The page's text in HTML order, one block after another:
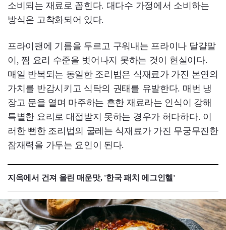
소비되는 재료로 꼽힌다. 대다수 가정에서 소비하는
방식은 고착화되어 있다.
프라이팬에 기름을 두르고 구워내는 프라이나 달걀말
이, 찜 요리 수준을 벗어나지 못하는 것이 현실이다.
매일 반복되는 동일한 조리법은 식재료가 가진 본연의
가치를 반감시키고 식탁의 권태를 유발한다. 매번 냉
장고 문을 열며 마주하는 흔한 재료라는 인식이 강해
특별한 요리로 대접받지 못하는 경우가 허다하다. 이
러한 뻔한 조리법의 굴레는 식재료가 가진 무궁무진한
잠재력을 가두는 요인이 된다.
지옥에서 건져 올린 매운맛, '한국 패치 에그인헬'